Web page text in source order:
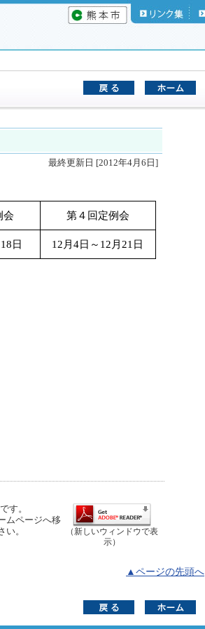
最終更新日 [2012年4月6日]
会 第４回定例会
日
12月4日～12月21日
す。
ムページへ移
。
（新しいウィンドウで表
示）
▲ページの先頭へ